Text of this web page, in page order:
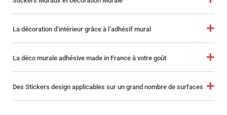
La décoration d’intérieur grâce à l’adhésif mural
La déco murale adhésive made in France à votre goût
Des Stickers design applicables sur un grand nombre de surfaces